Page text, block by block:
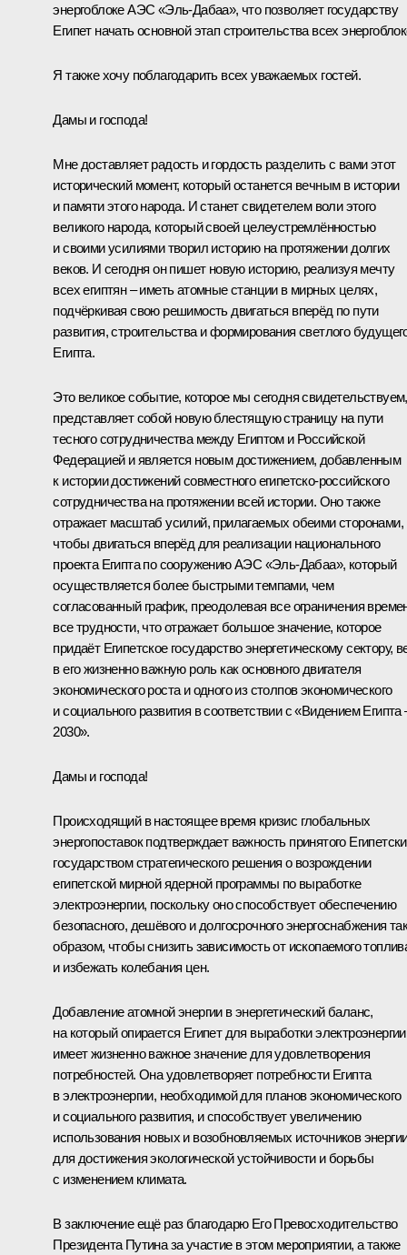
энергоблоке АЭС «Эль-Дабаа», что позволяет государству
Египет начать основной этап строительства всех
Я также хочу поблагодарить всех уважаемых гостей.
Дамы и господа!
Мне доставляет радость и гордость разделить с вами этот
исторический момент, который останется вечным в истории
и памяти этого народа. И станет свидетелем воли этого
великого народа, который своей целеустремлённостью
и своими усилиями творил историю на протяжении долгих
веков. И сегодня он пишет новую историю, реализуя мечту
всех египтян – иметь атомные станции в мирных целях,
подчёркивая свою решимость двигаться вперёд по пути
развития, строительства и формирования светлого
Египта.
Это великое событие, которое мы сегодня свидетельствуем,
представляет собой новую блестящую страницу на пути
тесного сотрудничества между Египтом и Российской
Федерацией и является новым достижением, добавленным
к истории достижений совместного египетско-российского
сотрудничества на протяжении всей истории. Оно также
отражает масштаб усилий, прилагаемых обеими сторонами,
чтобы двигаться вперёд для реализации национального
проекта Египта по сооружению АЭС «Эль-Дабаа», который
осуществляется более быстрыми темпами, чем
согласованный график, преодолевая все ограничения
все трудности, что отражает большое значение, которое
придаёт Египетское государство энергетическому сектору,
в его жизненно важную роль как основного двигателя
экономического роста и одного из столпов экономического
и социального развития в соответствии с «Видением Египта
2030».
Дамы и господа!
Происходящий в настоящее время кризис глобальных
энергопоставок подтверждает важность принятого
государством стратегического решения о возрождении
египетской мирной ядерной программы по выработке
электроэнергии, поскольку оно способствует обеспечению
безопасного, дешёвого и долгосрочного энергоснабжения
образом, чтобы снизить зависимость от ископаемого
и избежать колебания цен.
Добавление атомной энергии в энергетический баланс,
на который опирается Египет для выработки
имеет жизненно важное значение для удовлетворения
потребностей. Она удовлетворяет потребности Египта
в электроэнергии, необходимой для планов экономического
и социального развития, и способствует увеличению
использования новых и возобновляемых источников
для достижения экологической устойчивости и борьбы
с изменением климата.
В заключение ещё раз благодарю Его Превосходительство
Президента Путина за участие в этом мероприятии, а также